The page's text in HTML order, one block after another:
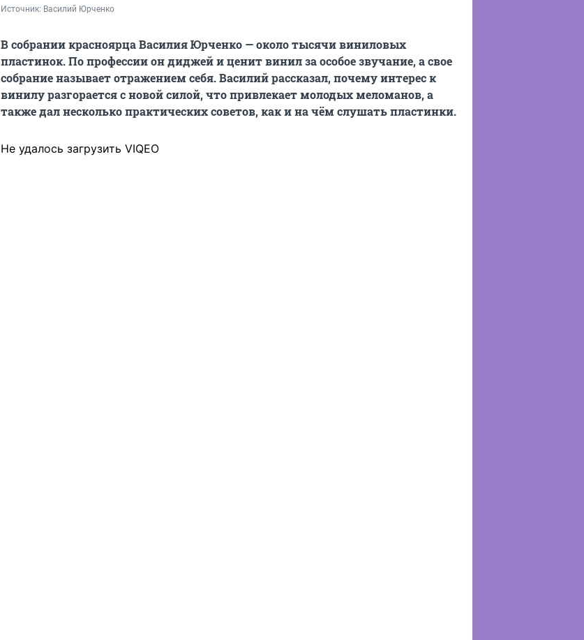
Источник: Василий Юрченко
В собрании красноярца Василия Юрченко — около тысячи виниловых
пластинок. По профессии он диджей и ценит винил за особое звучание, а свое
собрание называет отражением себя. Василий рассказал, почему интерес к
винилу разгорается с новой силой, что привлекает молодых меломанов, а
также дал несколько практических советов, как и на чём слушать пластинки.
Не удалось загрузить VIQEO